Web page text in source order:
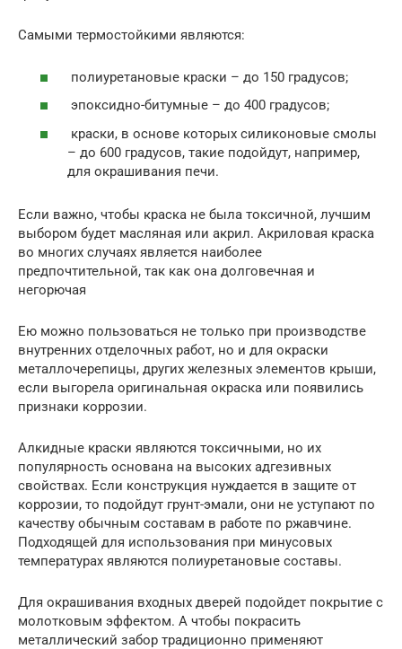
Самыми термостойкими являются:
полиуретановые краски – до 150 градусов;
эпоксидно-битумные – до 400 градусов;
краски, в основе которых силиконовые смолы
– до 600 градусов, такие подойдут, например,
для окрашивания печи.
Если важно, чтобы краска не была токсичной, лучшим
выбором будет масляная или акрил. Акриловая краска
во многих случаях является наиболее
предпочтительной, так как она долговечная и
негорючая
Ею можно пользоваться не только при производстве
внутренних отделочных работ, но и для окраски
металлочерепицы, других железных элементов крыши,
если выгорела оригинальная окраска или появились
признаки коррозии.
Алкидные краски являются токсичными, но их
популярность основана на высоких адгезивных
свойствах. Если конструкция нуждается в защите от
коррозии, то подойдут грунт-эмали, они не уступают по
качеству обычным составам в работе по ржавчине.
Подходящей для использования при минусовых
температурах являются полиуретановые составы.
Для окрашивания входных дверей подойдет покрытие с
молотковым эффектом. А чтобы покрасить
металлический забор традиционно применяют